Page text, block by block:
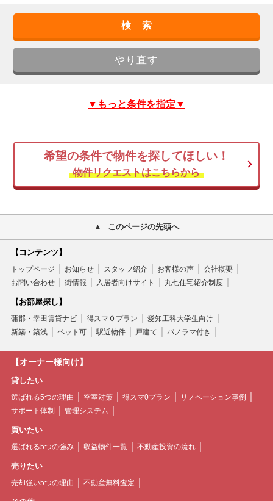
▼もっと条件を指定▼
希望の条件で物件を探してほしい！
物件リクエストはこちらから
このページの先頭へ
【コンテンツ】
トップページ お知らせ スタッフ紹介 お客様の声
会社概要
お問い合わせ
街情報 入居者向けサイト 丸七住宅紹介制度
【お部屋探し】
蒲郡・幸田賃貸ナビ 得スマ０プラン
愛知工科大学生向け
新築・築浅
ペット可 駅近物件 戸建て パノラマ付き
【オーナー様向け】
貸したい
選ばれる5つの理由 空室対策 得スマ0プラン
リノベーション事例
サポート体制
管理システム
買いたい
選ばれる5つの強み 収益物件一覧 不動産投資の流れ
売りたい
売却強い5つの理由 不動産無料査定